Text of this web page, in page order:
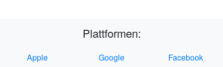
Plattformen:
Apple Google
Facebook